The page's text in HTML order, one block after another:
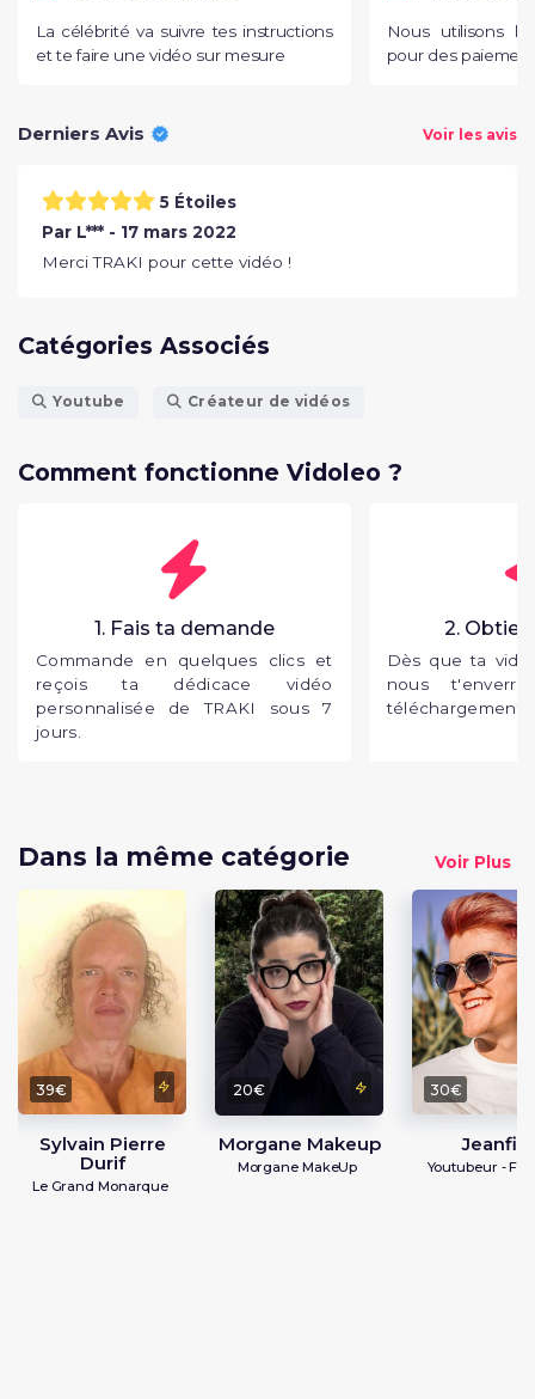
La célébrité va suivre tes instructions
et te faire une vidéo sur mesure
Nous utilisons le
pour des
Derniers Avis Voir les avis
5 Étoiles
Par L*** - 17 mars 2022
Merci TRAKI pour cette vidéo !
Catégories Associés
Youtube Créateur de vidéos
Comment fonctionne Vidoleo ?
1. Fais ta demande
Commande en quelques clics et
reçois ta dédicace vidéo
personnalisée de TRAKI sous 7
jours.
2.
Dès que ta
nous
téléchargement
Dans la même catégorie Voir Plus
39€
Sylvain Pierre
Durif
Le Grand Monarque
20€
Morgane Makeup
Morgane MakeUp
30€
Jeanfils
Youtubeur -